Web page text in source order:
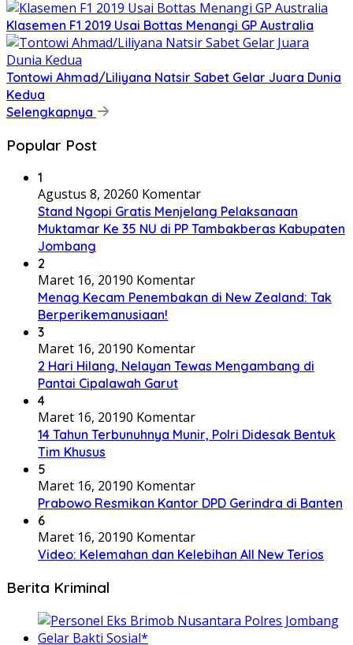
Klasemen F1 2019 Usai Bottas Menangi GP Australia
Tontowi Ahmad/Liliyana Natsir Sabet Gelar Juara Dunia
Kedua
Selengkapnya
Popular Post
1
Agustus 8, 20260 Komentar
Stand Ngopi Gratis Menjelang Pelaksanaan
Muktamar Ke 35 NU di PP Tambakberas Kabupaten
Jombang
2
Maret 16, 20190 Komentar
Menag Kecam Penembakan di New Zealand: Tak
Berperikemanusiaan!
3
Maret 16, 20190 Komentar
2 Hari Hilang, Nelayan Tewas Mengambang di
Pantai Cipalawah Garut
4
Maret 16, 20190 Komentar
14 Tahun Terbunuhnya Munir, Polri Didesak Bentuk
Tim Khusus
5
Maret 16, 20190 Komentar
Prabowo Resmikan Kantor DPD Gerindra di Banten
6
Maret 16, 20190 Komentar
Video: Kelemahan dan Kelebihan All New Terios
Berita Kriminal